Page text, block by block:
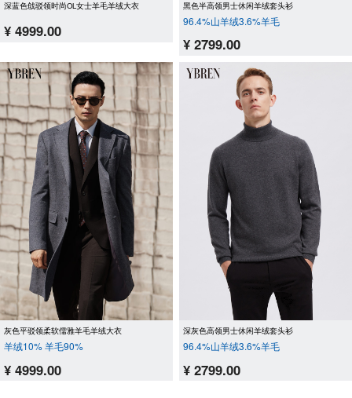
深蓝色戗驳领时尚OL女士羊毛羊绒大衣
¥ 4999.00
黑色半高领男士休闲羊绒套头衫
96.4%山羊绒3.6%羊毛
¥ 2799.00
灰色平驳领柔软儒雅羊毛羊绒大衣
羊绒10% 羊毛90%
¥ 4999.00
深灰色高领男士休闲羊绒套头衫
96.4%山羊绒3.6%羊毛
¥ 2799.00